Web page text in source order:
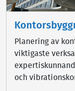
Planering av
viktigaste
och